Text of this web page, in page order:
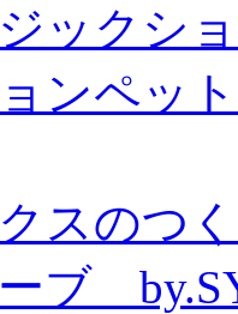
ックシ
ンペッ
スのつ
ブ